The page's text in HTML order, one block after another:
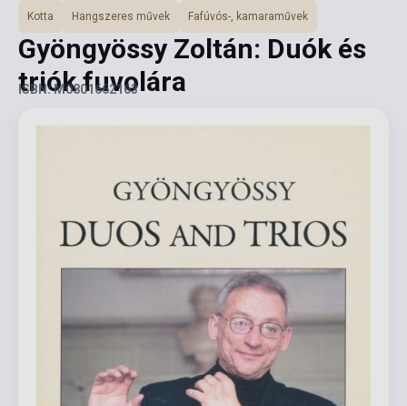
Kotta Hangszeres művek Fafúvós-, kamaraművek
Gyöngyössy Zoltán: Duók és
triók fuvolára
ISBN: M0801662163